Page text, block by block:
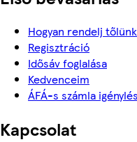
Hogyan rendelj
Regisztráció
Idősáv foglalása
Kedvenceim
ÁFÁ-s számla igénylés
Kapcsolat